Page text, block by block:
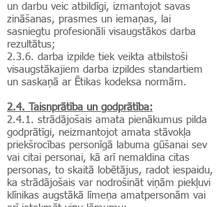
un darbu veic atbildīgi, izmantojot savas
zināšanas, prasmes un iemaņas, lai
sasniegtu profesionāli visaugstākos darba
rezultātus;
2.3.6. darba izpilde tiek veikta atbilstoši
visaugstākajiem darba izpildes standartiem
un saskaņā ar Ētikas kodeksa normām.
2.4. Taisnprātība un godprātība:
2.4.1. strādājošais amata pienākumus pilda
godprātīgi, neizmantojot amata stāvokļa
priekšrocības personīgā labuma gūšanai sev
vai citai personai, kā arī nemaldina citas
personas, to skaitā lobētājus, radot iespaidu,
ka strādājošais var nodrošināt viņām piekļuvi
klīnikas augstākā līmeņa amatpersonām vai